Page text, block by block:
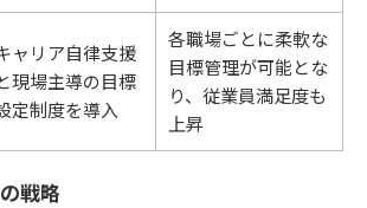
ャリア自律支援
現場主導の目標
定制度を導入
各職場ごとに柔軟な
目標管理が可能とな
り、従業員満足度も
上昇
戦略